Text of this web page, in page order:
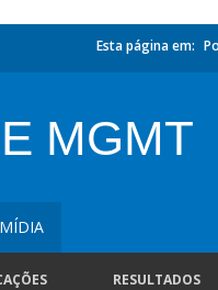
Esta página em:
MGMT
RESULTADOS